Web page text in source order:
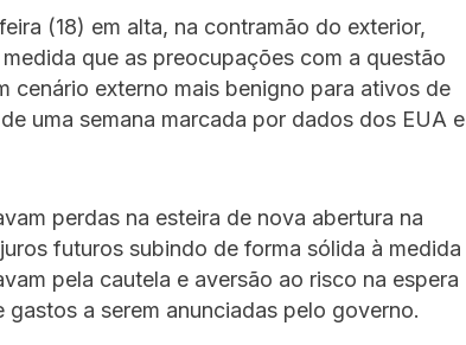
(18) em alta, na contramão do exterior,
que as preocupações com a questão
cenário externo mais benigno para ativos de
uma semana marcada por dados dos EUA e
perdas na esteira de nova abertura na
futuros subindo de forma sólida à medida
pela cautela e aversão ao risco na espera
a serem anunciadas pelo governo.